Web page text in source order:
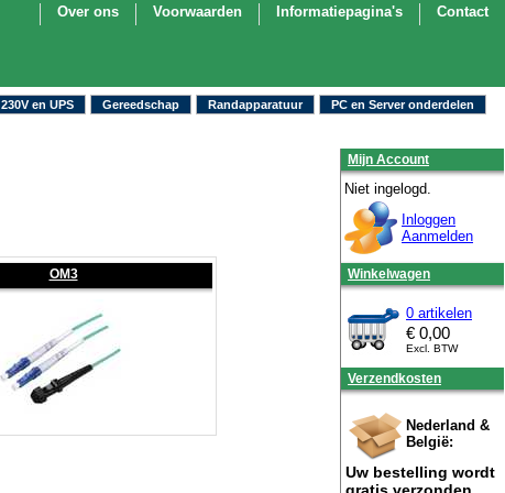
Contact
Informatiepagina's
Voorwaarden
Over ons
230V en UPS Gereedschap Randapparatuur
PC en Server onderdelen
OM3
Mijn Account
Niet ingelogd.
Inloggen
Aanmelden
Winkelwagen
0 artikelen
€ 0,00
Excl. BTW
Verzendkosten
Nederland &
België:
Uw bestelling wordt